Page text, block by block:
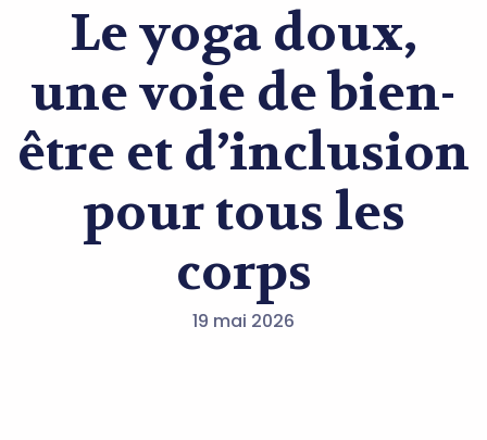
Le yoga doux,
une voie de bien-
être et d’inclusion
pour tous les
corps
19 mai 2026